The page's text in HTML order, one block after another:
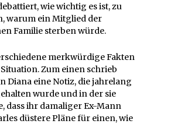
wie wichtig es ist, zu
warum ein Mitglied der
Familie sterben würde.
merkwürdige Fakten
Zum einen schrieb
Diana eine Notiz, die jahrelang
wurde und in der sie
dass ihr damaliger Ex-Mann
düstere Pläne für einen, wie